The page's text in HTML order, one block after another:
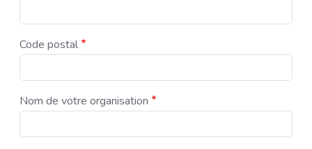
Code postal
Nom de votre organisation